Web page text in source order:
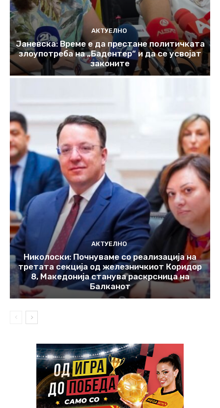
АКТУЕЛНО
Јаневска: Време е да престане политичката
злоупотреба на „Бадентер“ и да се усвојат
законите
АКТУЕЛНО
Николоски: Почнуваме со реализација на
третата секција од железничкиот Коридор
8, Македонија станува раскрсница на
Балканот